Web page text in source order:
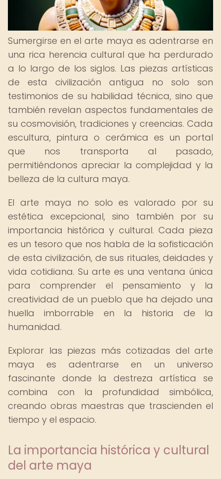
Sumergirse en el arte maya es adentrarse en
una rica herencia cultural que ha perdurado
a lo largo de los siglos. Las piezas artísticas
de esta civilización antigua no solo son
testimonios de su habilidad técnica, sino que
también revelan aspectos fundamentales de
su cosmovisión, tradiciones y creencias. Cada
escultura, pintura o cerámica es un portal
que nos transporta al pasado,
permitiéndonos apreciar la complejidad y la
belleza de la cultura maya.
El arte maya no solo es valorado por su
estética excepcional, sino también por su
importancia histórica y cultural. Cada pieza
es un tesoro que nos habla de la sofisticación
de esta civilización, de sus rituales, deidades y
vida cotidiana. Su arte es una ventana única
para comprender el pensamiento y la
creatividad de un pueblo que ha dejado una
huella imborrable en la historia de la
humanidad.
Explorar las piezas más cotizadas del arte
maya es adentrarse en un universo
fascinante donde la destreza artística se
combina con la profundidad simbólica,
creando obras maestras que trascienden el
tiempo y el espacio.
La importancia histórica y cultural
del arte maya